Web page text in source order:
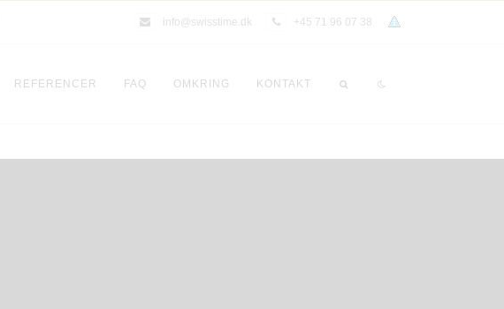
+45 71 96 07 38
info@swisstime.dk
REFERENCER FAQ OMKRING KONTAKT